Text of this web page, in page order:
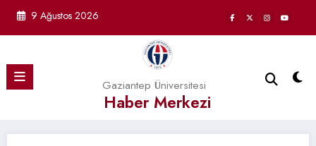
9 Ağustos 2026
Gaziantep Üniversitesi
Haber Merkezi